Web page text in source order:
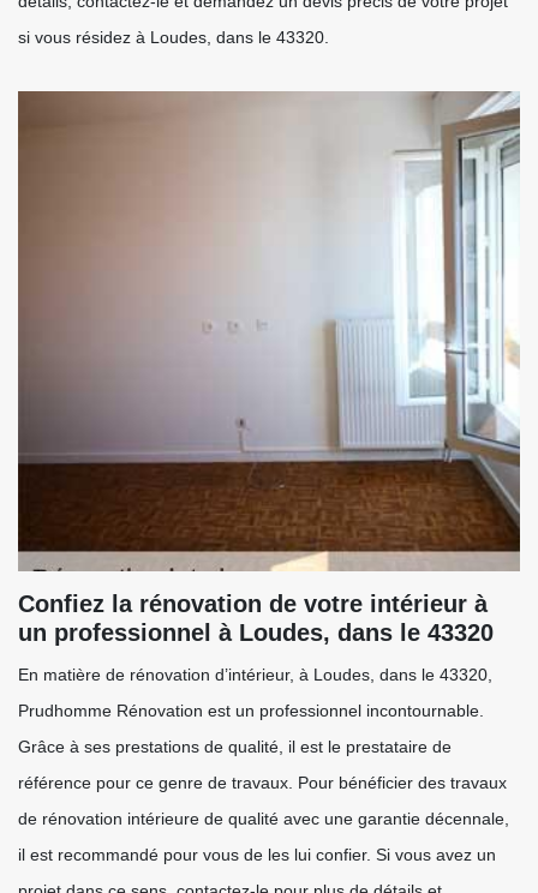
si vous résidez à Loudes, dans le 43320.
Confiez la rénovation de votre intérieur à
un professionnel à Loudes, dans le 43320
En matière de rénovation d’intérieur, à Loudes, dans le 43320,
Prudhomme Rénovation est un professionnel incontournable.
Grâce à ses prestations de qualité, il est le prestataire de
référence pour ce genre de travaux. Pour bénéficier des travaux
de rénovation intérieure de qualité avec une garantie décennale,
il est recommandé pour vous de les lui confier. Si vous avez un